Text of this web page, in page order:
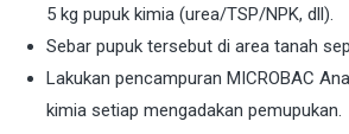
5 kg pupuk kimia (urea/TSP/NPK, dll).
Sebar pupuk tersebut di area tanah
Lakukan pencampuran MICROBAC
kimia setiap mengadakan pemupukan.